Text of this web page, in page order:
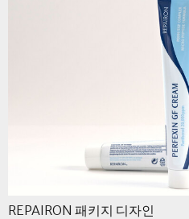
REPAIRON 패키지 디자인